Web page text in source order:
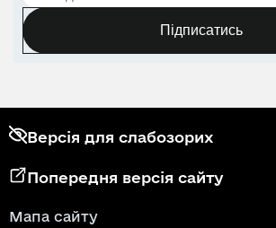
Підписатись
Версія для слабозорих
Попередня версія сайту
Мапа сайту